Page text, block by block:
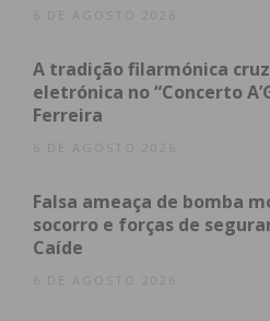
lhes proporcionar uma
Subscreva a
Assine nossa
6 DE AGOSTO 2026
A tradição filarmónica
eletrónica no “Concerto
Ferreira
6 DE AGOSTO 2026
Falsa ameaça de bomba
socorro e forças de
Caíde
6 DE AGOSTO 2026